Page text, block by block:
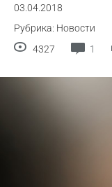
03.04.2018
Рубрика: Новости
4327
1